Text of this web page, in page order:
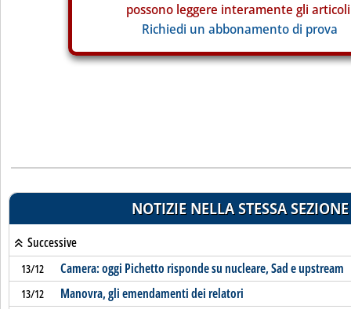
possono leggere interamente gli
Richiedi un abbonamento di prova
NOTIZIE NELLA STESSA SEZIONE
Successive
13/12 Camera: oggi Pichetto risponde su nucleare, Sad e upstream
13/12 Manovra, gli emendamenti dei relatori